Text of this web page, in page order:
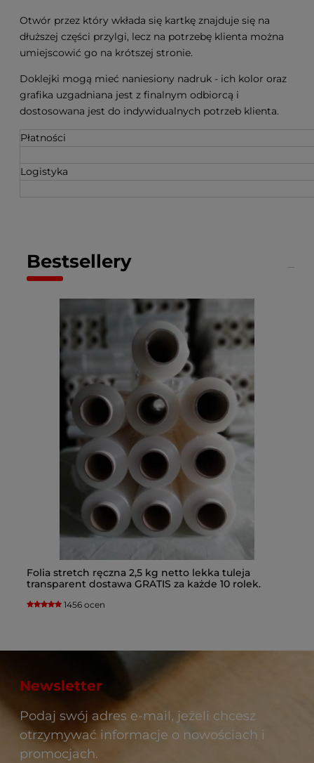
Otwór przez który wkłada się kartkę znajduje się na
dłuższej części przylgi, lecz na potrzebę klienta można
umiejscowić go na krótszej stronie.
Doklejki mogą mieć naniesiony nadruk - ich kolor oraz
grafika uzgadniana jest z finalnym odbiorcą i
dostosowana jest do indywidualnych potrzeb klienta.
Płatności
Logistyka
Bestsellery
Folia stretch ręczna 2,5 kg netto lekka tuleja
transparent dostawa GRATIS za każde 10 rolek.
1456 ocen
Newsletter
Podaj swój adres e-mail, jeżeli chcesz
otrzymywać informacje o nowościach i
promocjach.